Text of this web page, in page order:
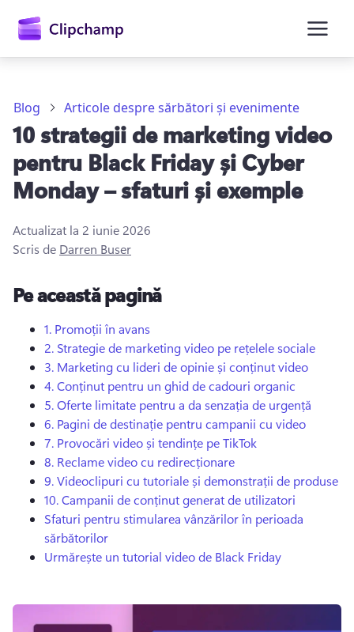
principal
Conectați-vă
Blog Articole despre sărbători și evenimente
10 strategii de marketing video
pentru Black Friday și Cyber
Monday – sfaturi și exemple
Actualizat la 2 iunie 2026
Scris de Darren Buser
Pe această pagină
1. Promoții în avans
2.Strategie de marketing video pe rețelele sociale
3. Marketing cu lideri de opinie și conținut video
4.Conținut pentru un ghid de cadouri organic
5.Oferte limitate pentru a da senzația de urgență
6. Pagini de destinație pentru campanii cu video
7. Provocări video și tendințe pe TikTok
8. Reclame video cu redirecționare
9.Videoclipuri cu tutoriale și demonstrații de produse
10.Campanii de conținut generat de utilizatori
Sfaturi pentru stimularea vânzărilor în perioada
sărbătorilor
Urmărește un tutorial video de Black Friday